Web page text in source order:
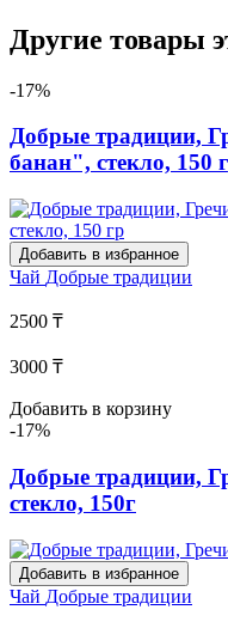
Другие товары
-17%
Добрые традиции,
банан", стекло, 150
Добавить в избранное
Чай Добрые традиции
2500 ₸
3000 ₸
Добавить в корзину
-17%
Добрые традиции,
стекло, 150г
Добавить в избранное
Чай Добрые традиции